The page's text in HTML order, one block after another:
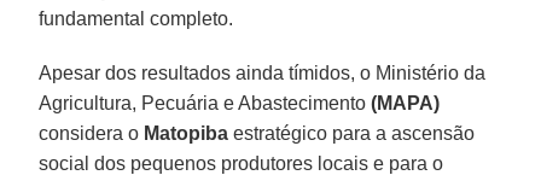
fundamental completo.
Apesar dos resultados ainda tímidos, o Ministério da
Agricultura, Pecuária e Abastecimento(MAPA)
considera o Matopiba estratégico para a ascensão
social dos pequenos produtores locais e para o